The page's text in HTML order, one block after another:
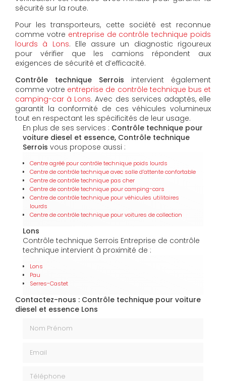
sécurité sur la route.
Pour les transporteurs, cette société est reconnue
comme votre entreprise de contrôle technique poids
lourds à Lons. Elle assure un diagnostic rigoureux
pour vérifier que les camions répondent aux
exigences de sécurité et d’efficacité.
Contrôle technique Serrois intervient également
comme votre entreprise de contrôle technique bus et
camping-car à Lons. Avec des services adaptés, elle
garantit la conformité de ces véhicules volumineux
tout en respectant les spécificités de leur usage.
En plus de ses services : Contrôle technique pour
voiture diesel et essence, Contrôle technique
Serrois vous propose aussi :
Centre agréé pour contrôle technique poids lourds
Centre de contrôle technique avec salle d’attente confortable
Centre de contrôle technique pas cher
Centre de contrôle technique pour camping-cars
Centre de contrôle technique pour véhicules utilitaires
lourds
Centre de contrôle technique pour voitures de collection
Lons
Contrôle technique Serrois Entreprise de contrôle
technique intervient à proximité de :
Lons
Pau
Serres-Castet
Contactez-nous : Contrôle technique pour voiture
diesel et essence Lons